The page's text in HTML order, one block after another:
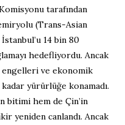
tarafından
(Trans-Asian
14 bin 80
hedefliyordu. Ancak
engelleri ve ekonomik
yürürlüğe konamadı.
bitimi hem de Çin’in
yeniden canlandı. Ancak